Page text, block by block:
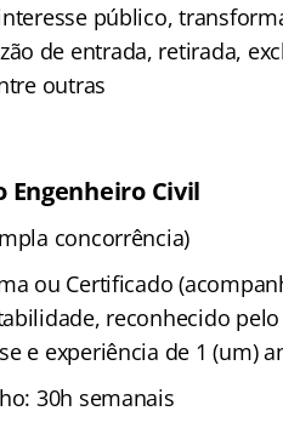
público,
de entrada, retirada,
outras
Engenheiro Civil
concorrência)
ou Certificado
reconhecido
e experiência de 1 (um)
30h semanais